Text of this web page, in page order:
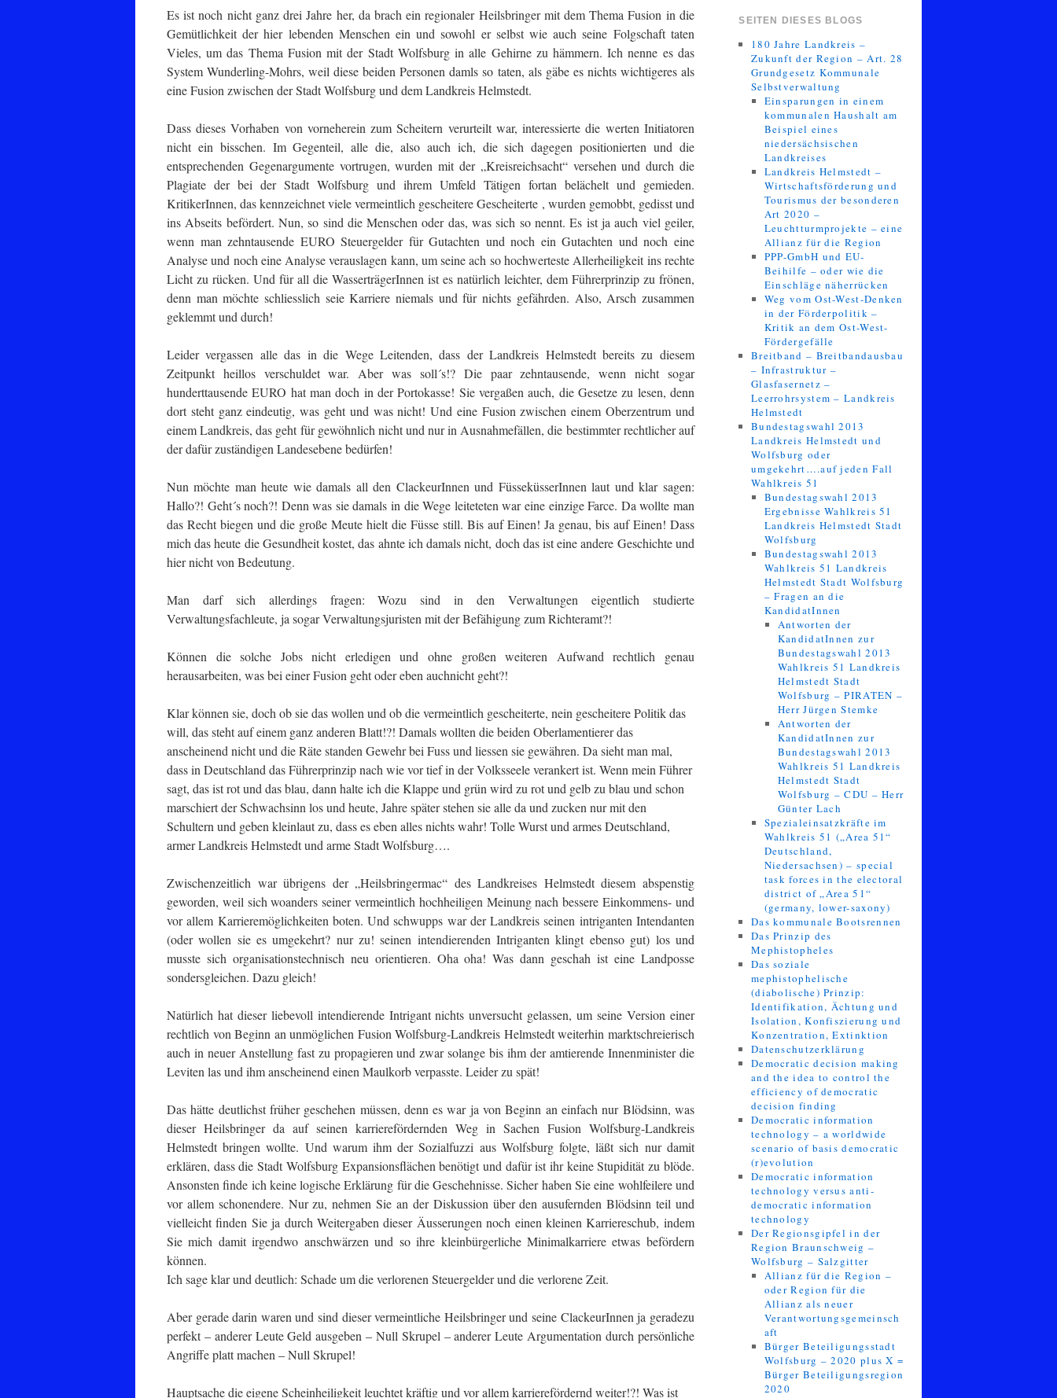
Es ist noch nicht ganz drei Jahre her, da brach ein regionaler Heilsbringer mit dem Thema Fusion in die
Gemütlichkeit der hier lebenden Menschen ein und sowohl er selbst wie auch seine Folgschaft taten
Vieles, um das Thema Fusion mit der Stadt Wolfsburg in alle Gehirne zu hämmern. Ich nenne es das
System Wunderling-Mohrs, weil diese beiden Personen damls so taten, als gäbe es nichts wichtigeres als
eine Fusion zwischen der Stadt Wolfsburg und dem Landkreis Helmstedt.
Dass dieses Vorhaben von vorneherein zum Scheitern verurteilt war, interessierte die werten Initiatoren
nicht ein bisschen. Im Gegenteil, alle die, also auch ich, die sich dagegen positionierten und die
entsprechenden Gegenargumente vortrugen, wurden mit der „Kreisreichsacht“ versehen und durch die
Plagiate der bei der Stadt Wolfsburg und ihrem Umfeld Tätigen fortan belächelt und gemieden.
KritikerInnen, das kennzeichnet viele vermeintlich gescheitere Gescheiterte , wurden gemobbt, gedisst und
ins Abseits befördert. Nun, so sind die Menschen oder das, was sich so nennt. Es ist ja auch viel geiler,
wenn man zehntausende EURO Steuergelder für Gutachten und noch ein Gutachten und noch eine
Analyse und noch eine Analyse verauslagen kann, um seine ach so hochwerteste Allerheiligkeit ins rechte
Licht zu rücken. Und für all die WasserträgerInnen ist es natürlich leichter, dem Führerprinzip zu frönen,
denn man möchte schliesslich seie Karriere niemals und für nichts gefährden. Also, Arsch zusammen
geklemmt und durch!
Leider vergassen alle das in die Wege Leitenden, dass der Landkreis Helmstedt bereits zu diesem
Zeitpunkt heillos verschuldet war. Aber was soll´s!? Die paar zehntausende, wenn nicht sogar
hunderttausende EURO hat man doch in der Portokasse! Sie vergaßen auch, die Gesetze zu lesen, denn
dort steht ganz eindeutig, was geht und was nicht! Und eine Fusion zwischen einem Oberzentrum und
einem Landkreis, das geht für gewöhnlich nicht und nur in Ausnahmefällen, die bestimmter rechtlicher auf
der dafür zuständigen Landesebene bedürfen!
Nun möchte man heute wie damals all den ClackeurInnen und FüsseküsserInnen laut und klar sagen:
Hallo?! Geht´s noch?! Denn was sie damals in die Wege leiteteten war eine einzige Farce. Da wollte man
das Recht biegen und die große Meute hielt die Füsse still. Bis auf Einen! Ja genau, bis auf Einen! Dass
mich das heute die Gesundheit kostet, das ahnte ich damals nicht, doch das ist eine andere Geschichte und
hier nicht von Bedeutung.
Man darf sich allerdings fragen: Wozu sind in den Verwaltungen eigentlich studierte
Verwaltungsfachleute, ja sogar Verwaltungsjuristen mit der Befähigung zum Richteramt?!
Können die solche Jobs nicht erledigen und ohne großen weiteren Aufwand rechtlich genau
herausarbeiten, was bei einer Fusion geht oder eben auchnicht geht?!
Klar können sie, doch ob sie das wollen und ob die vermeintlich gescheiterte, nein gescheitere Politik das
will, das steht auf einem ganz anderen Blatt!?! Damals wollten die beiden Oberlamentierer das
anscheinend nicht und die Räte standen Gewehr bei Fuss und liessen sie gewähren. Da sieht man mal,
dass in Deutschland das Führerprinzip nach wie vor tief in der Volksseele verankert ist. Wenn mein Führer
sagt, das ist rot und das blau, dann halte ich die Klappe und grün wird zu rot und gelb zu blau und schon
marschiert der Schwachsinn los und heute, Jahre später stehen sie alle da und zucken nur mit den
Schultern und geben kleinlaut zu, dass es eben alles nichts wahr! Tolle Wurst und armes Deutschland,
armer Landkreis Helmstedt und arme Stadt Wolfsburg….
Zwischenzeitlich war übrigens der „Heilsbringermac“ des Landkreises Helmstedt diesem abspenstig
geworden, weil sich woanders seiner vermeintlich hochheiligen Meinung nach bessere Einkommens- und
vor allem Karrieremöglichkeiten boten. Und schwupps war der Landkreis seinen intriganten Intendanten
(oder wollen sie es umgekehrt? nur zu! seinen intendierenden Intriganten klingt ebenso gut) los und
musste sich organisationstechnisch neu orientieren. Oha oha! Was dann geschah ist eine Landposse
sondersgleichen. Dazu gleich!
Natürlich hat dieser liebevoll intendierende Intrigant nichts unversucht gelassen, um seine Version einer
rechtlich von Beginn an unmöglichen Fusion Wolfsburg-Landkreis Helmstedt weiterhin marktschreierisch
auch in neuer Anstellung fast zu propagieren und zwar solange bis ihm der amtierende Innenminister die
Leviten las und ihm anscheinend einen Maulkorb verpasste. Leider zu spät!
Das hätte deutlichst früher geschehen müssen, denn es war ja von Beginn an einfach nur Blödsinn, was
dieser Heilsbringer da auf seinen karrierefördernden Weg in Sachen Fusion Wolfsburg-Landkreis
Helmstedt bringen wollte. Und warum ihm der Sozialfuzzi aus Wolfsburg folgte, läßt sich nur damit
erklären, dass die Stadt Wolfsburg Expansionsflächen benötigt und dafür ist ihr keine Stupidität zu blöde.
Ansonsten finde ich keine logische Erklärung für die Geschehnisse. Sicher haben Sie eine wohlfeilere und
vor allem schonendere. Nur zu, nehmen Sie an der Diskussion über den ausufernden Blödsinn teil und
vielleicht finden Sie ja durch Weitergaben dieser Äusserungen noch einen kleinen Karriereschub, indem
Sie mich damit irgendwo anschwärzen und so ihre kleinbürgerliche Minimalkarriere etwas befördern
können.
Ich sage klar und deutlich: Schade um die verlorenen Steuergelder und die verlorene Zeit.
Aber gerade darin waren und sind dieser vermeintliche Heilsbringer und seine ClackeurInnen ja geradezu
perfekt – anderer Leute Geld ausgeben – Null Skrupel – anderer Leute Argumentation durch persönliche
Angriffe platt machen – Null Skrupel!
Hauptsache die eigene Scheinheiligkeit leuchtet kräftig und vor allem karrierefördernd weiter!?! Was ist
SEITEN DIESES BLOGS
180 Jahre Landkreis –
Zukunft der Region – Art. 28
Grundgesetz Kommunale
Selbstverwaltung
Einsparungen in einem
kommunalen Haushalt am
Beispiel eines
niedersächsischen
Landkreises
Landkreis Helmstedt –
Wirtschaftsförderung und
Tourismus der besonderen
Art 2020 –
Leuchtturmprojekte – eine
Allianz für die Region
PPP-GmbH und EU-
Beihilfe – oder wie die
Einschläge näherrücken
Weg vom Ost-West-Denken
in der Förderpolitik –
Kritik an dem Ost-West-
Fördergefälle
Breitband – Breitbandausbau
– Infrastruktur –
Glasfasernetz –
Leerrohrsystem – Landkreis
Helmstedt
Bundestagswahl 2013
Landkreis Helmstedt und
Wolfsburg oder
umgekehrt….auf jeden Fall
Wahlkreis 51
Bundestagswahl 2013
Ergebnisse Wahlkreis 51
Landkreis Helmstedt Stadt
Wolfsburg
Bundestagswahl 2013
Wahlkreis 51 Landkreis
Helmstedt Stadt Wolfsburg
– Fragen an die
KandidatInnen
Antworten der
KandidatInnen zur
Bundestagswahl 2013
Wahlkreis 51 Landkreis
Helmstedt Stadt
Wolfsburg – PIRATEN –
Herr Jürgen Stemke
Antworten der
KandidatInnen zur
Bundestagswahl 2013
Wahlkreis 51 Landkreis
Helmstedt Stadt
Wolfsburg – CDU – Herr
Günter Lach
Spezialeinsatzkräfte im
Wahlkreis 51 („Area 51“
Deutschland,
Niedersachsen) – special
task forces in the electoral
district of „Area 51“
(germany, lower-saxony)
Das kommunale Bootsrennen
Das Prinzip des
Mephistopheles
Das soziale
mephistophelische
(diabolische) Prinzip:
Identifikation, Ächtung und
Isolation, Konfiszierung und
Konzentration, Extinktion
Datenschutzerklärung
Democratic decision making
and the idea to control the
efficiency of democratic
decision finding
Democratic information
technology – a worldwide
scenario of basis democratic
(r)evolution
Democratic information
technology versus anti-
democratic information
technology
Der Regionsgipfel in der
Region Braunschweig –
Wolfsburg – Salzgitter
Allianz für die Region –
oder Region für die
Allianz als neuer
Verantwortungsgemeinsch
aft
Bürger Beteiligungsstadt
Wolfsburg – 2020 plus X =
Bürger Beteiligungsregion
2020